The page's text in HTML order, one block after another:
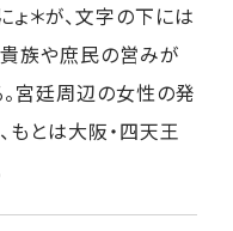
＊が、文字の下には
族や庶民の営みが
宮廷周辺の女性の発
もとは大阪・四天王